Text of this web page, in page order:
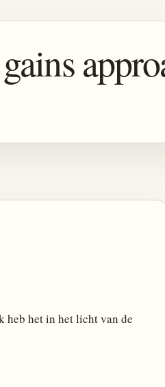
heb het in het licht van de